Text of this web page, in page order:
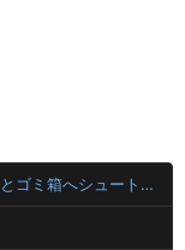
【動画】ロシア美女観光客、たこ焼きをマズイとゴミ箱へシュート・・・・